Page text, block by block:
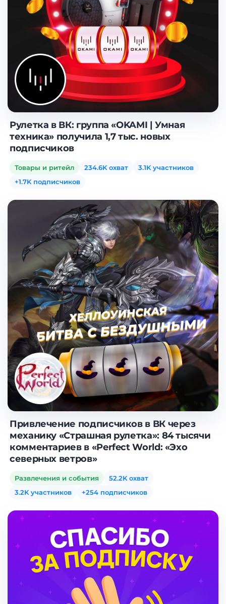
Рулетка в ВК: группа «OKAMI | Умная
техника» получила 1,7 тыс. новых
подписчиков
Товары и ритейл 234.6K охват
3.1K участников
+1.7K подписчиков
Привлечение подписчиков в ВК через
механику «Страшная рулетка»: 84 тысячи
комментариев в «Perfect World: «Эхо
северных ветров»
Развлечения и события
52.2K охват
3.2K участников
+254 подписчиков